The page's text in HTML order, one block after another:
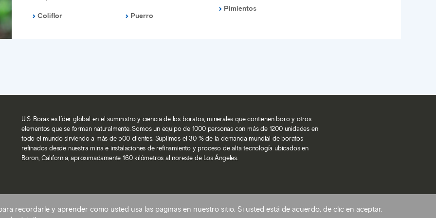
Coliflor Puerro
Pimientos
U.S. Borax es líder global en el suministro y ciencia de los boratos, minerales que contienen boro y otros
elementos que se forman naturalmente. Somos un equipo de 1000 personas con más de 1200 unidades en
todo el mundo sirviendo a más de 500 clientes. Suplimos el 30 % de la demanda mundial de boratos
refinados desde nuestra mina e instalaciones de refinamiento y proceso de alta tecnología ubicados en
Boron, California, aproximadamente 160 kilómetros al noreste de Los Ángeles.
de cookies
recordarle y aprender como usted usa las paginas en nuestro sitio. Si usted está de acuerdo, de clic en aceptar.